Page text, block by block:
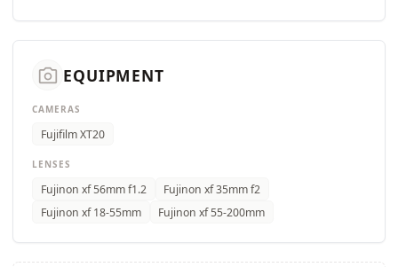
camera_alt EQUIPMENT
CAMERAS
Fujifilm XT20
LENSES
Fujinon xf 56mm f1.2
Fujinon xf 35mm f2
Fujinon xf 18-55mm
Fujinon xf 55-200mm